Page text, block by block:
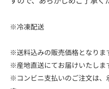
※冷凍配送
※送料込みの販売価格となりま
※産地直送にてお届けいたしま
※コンビニ支払いのご注文は、